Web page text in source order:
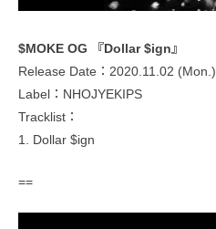
$MOKE OG 『Dollar $ign』
Release Date：2020.11.02 (Mon.)
Label：NHOJYEKIPS
Tracklist：
1. Dollar $ign
==